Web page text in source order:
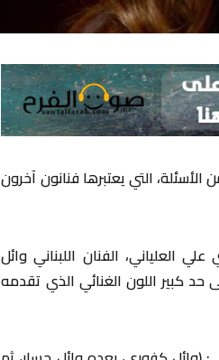
الأسئلة، التي يعتبرها فنانون آخرون
العلياني، الفنان اللبناني وائل
كبير اللون الغنائي الذي تقدمه